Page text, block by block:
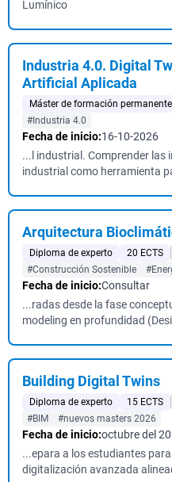
Lumínico
Industria 4.0. Digital
Artificial Aplicada
Máster de formación permanente
#Industria 4.0
Fecha de inicio:16-10-2026
...l industrial. Comprender las
industrial como herramienta
Arquitectura
Diploma de experto 20 ECTS
#Construcción Sostenible
Fecha de inicio:Consultar
...radas desde la fase
modeling en profundidad
Building Digital Twins
Diploma de experto 15 ECTS
#BIM
#nuevos masters 2026
Fecha de inicio:octubre del
...epara a los estudiantes
digitalización avanzada